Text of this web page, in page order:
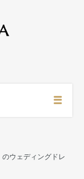
のウェディングドレ